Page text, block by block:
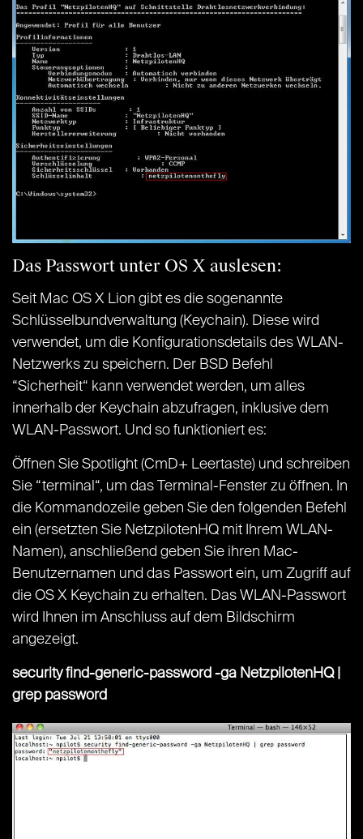
Das Passwort unter OS X auslesen:
Seit Mac OS X Lion gibt es die sogenannte
Schlüsselbundverwaltung (Keychain). Diese wird
verwendet, um die Konfigurationsdetails des WLAN-
Netzwerks zu speichern. Der BSD Befehl
“Sicherheit“ kann verwendet werden, um alles
innerhalb der Keychain abzufragen, inklusive dem
WLAN-Passwort. Und so funktioniert es:
Öffnen Sie Spotlight (CmD+ Leertaste) und schreiben
Sie “terminal“, um das Terminal-Fenster zu öffnen. In
die Kommandozeile geben Sie den folgenden Befehl
ein (ersetzten Sie NetzpilotenHQ mit Ihrem WLAN-
Namen), anschließend geben Sie ihren Mac-
Benutzernamen und das Passwort ein, um Zugriff auf
die OS X Keychain zu erhalten. Das WLAN-Passwort
wird Ihnen im Anschluss auf dem Bildschirm
angezeigt.
security find-generic-password -ga NetzpilotenHQ |
grep password